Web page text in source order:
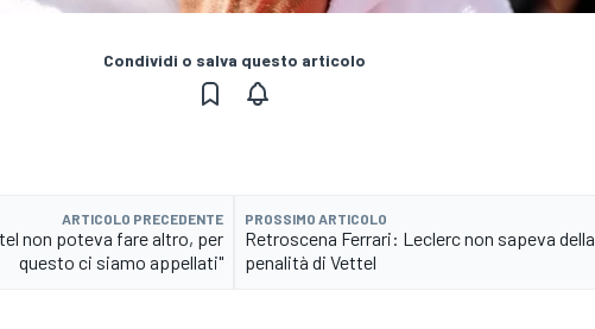
Condividi o salva questo articolo
ARTICOLO PRECEDENTE
non poteva fare altro, per
questo ci siamo appellati"
PROSSIMO ARTICOLO
Retroscena Ferrari: Leclerc non sapeva della
penalità di Vettel